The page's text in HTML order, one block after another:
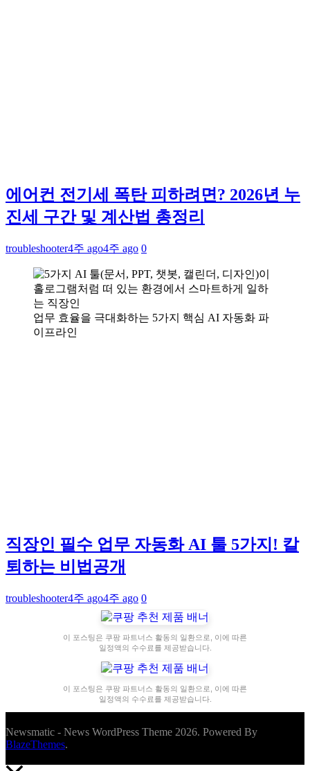
에어컨 전기세 폭탄 피하려면? 2026년 누
진세 구간 및 계산법 총정리
troubleshooter4주 ago4주 ago 0
업무 효율을 극대화하는 5가지 핵심 AI 자동화 파
이프라인
직장인 필수 업무 자동화 AI 툴 5가지! 칼
퇴하는 비법공개
troubleshooter4주 ago4주 ago 0
이 포스팅은 쿠팡 파트너스 활동의 일환으로, 이에 따른
일정액의 수수료를 제공받습니다.
이 포스팅은 쿠팡 파트너스 활동의 일환으로, 이에 따른
일정액의 수수료를 제공받습니다.
Newsmatic - News WordPress Theme 2026. Powered By
BlazeThemes.